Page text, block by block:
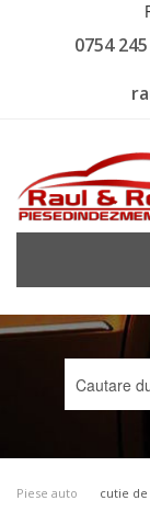
0754
Piese auto cutie de